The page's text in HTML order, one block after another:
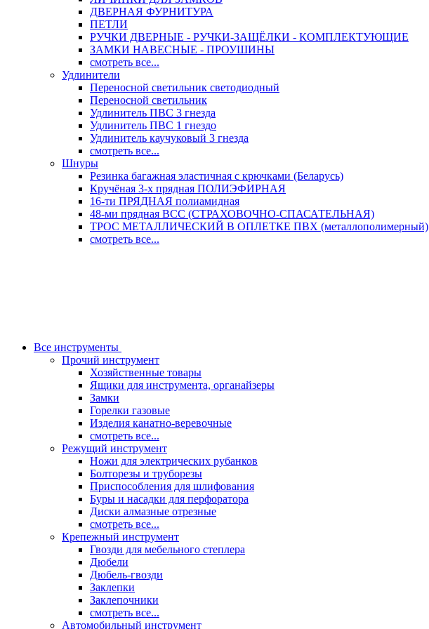
ДВЕРНАЯ ФУРНИТУРА
ПЕТЛИ
РУЧКИ ДВЕРНЫЕ - РУЧКИ-ЗАЩЁЛКИ - КОМПЛЕКТУЮЩИЕ
ЗАМКИ НАВЕСНЫЕ - ПРОУШИНЫ
смотреть все...
Удлинители
Переносной светильник светодиодный
Переносной светильник
Удлинитель ПВС 3 гнезда
Удлинитель ПВС 1 гнездо
Удлинитель каучуковый 3 гнезда
смотреть все...
Шнуры
Резинка багажная эластичная с крючками (Беларусь)
Кручёная 3-х прядная ПОЛИЭФИРНАЯ
16-ти ПРЯДНАЯ полиамидная
48-ми прядная ВСС (СТРАХОВОЧНО-СПАСАТЕЛЬНАЯ)
ТРОС МЕТАЛЛИЧЕСКИЙ В ОПЛЕТКЕ ПВХ (металлополимерный)
смотреть все...
Все инструменты
Прочий инструмент
Хозяйственные товары
Ящики для инструмента, органайзеры
Замки
Горелки газовые
Изделия канатно-веревочные
смотреть все...
Режущий инструмент
Ножи для электрических рубанков
Болторезы и труборезы
Приспособления для шлифования
Буры и насадки для перфоратора
Диски алмазные отрезные
смотреть все...
Крепежный инструмент
Гвозди для мебельного степлера
Дюбели
Дюбель-гвозди
Заклепки
Заклепочники
смотреть все...
Автомобильный инструмент